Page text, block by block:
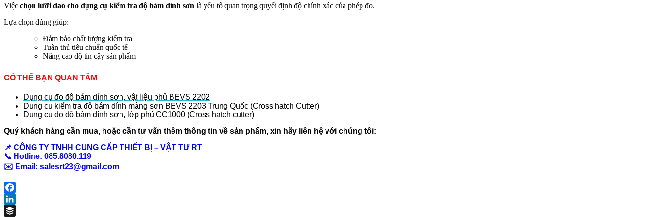
Việc chọn lưỡi dao cho dụng cụ kiểm tra độ bám dính sơn là yếu tố quan trọng quyết định độ chính xác của phép đo.
Lựa chọn đúng giúp:
Đảm bảo chất lượng kiểm tra
Tuân thủ tiêu chuẩn quốc tế
Nâng cao độ tin cậy sản phẩm
CÓ THỂ BẠN QUAN TÂM
Dụng cụ đo độ bám dính sơn, vật liệu phủ BEVS 2202
Dụng cụ kiểm tra độ bám dính màng sơn BEVS 2203 Trung Quốc (Cross hatch Cutter)
Dụng cụ đo độ bám dính sơn, lớp phủ CC1000 (Cross hatch cutter)
Quý khách hàng cần mua, hoặc cần tư vấn thêm thông tin về sản phẩm, xin hãy liên hệ với chúng tôi:
📌 CÔNG TY TNHH CUNG CẤP THIẾT BỊ – VẬT TƯ RT
📞 Hotline: 085.8080.119
✉️ Email: salesrt23@gmail.com
Facebook
LinkedIn